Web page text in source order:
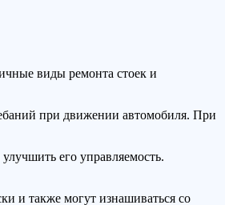
виды ремонта стоек и
при движении автомобиля. При
его управляемость.
и также могут изнашиваться со